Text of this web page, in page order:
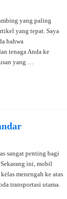
yang paling
yang tepat. Saya
bahwa
tenaga Anda ke
yang …
sangat penting bagi
ini, mobil
menengah ke atas
transportasi utama.